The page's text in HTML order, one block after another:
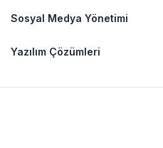
Sosyal Medya Yönetimi
Yazılım Çözümleri